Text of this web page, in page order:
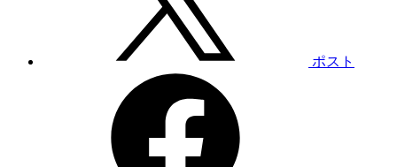
ポスト